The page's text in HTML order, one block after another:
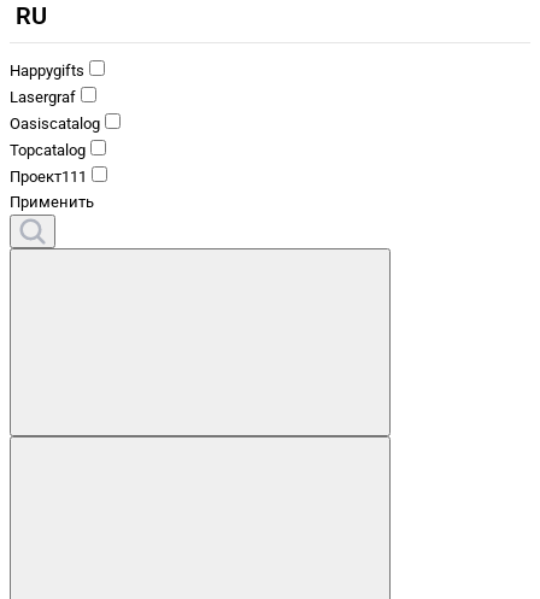
RU
Happygifts
Lasergraf
Oasiscatalog
Topcatalog
Проект111
Применить